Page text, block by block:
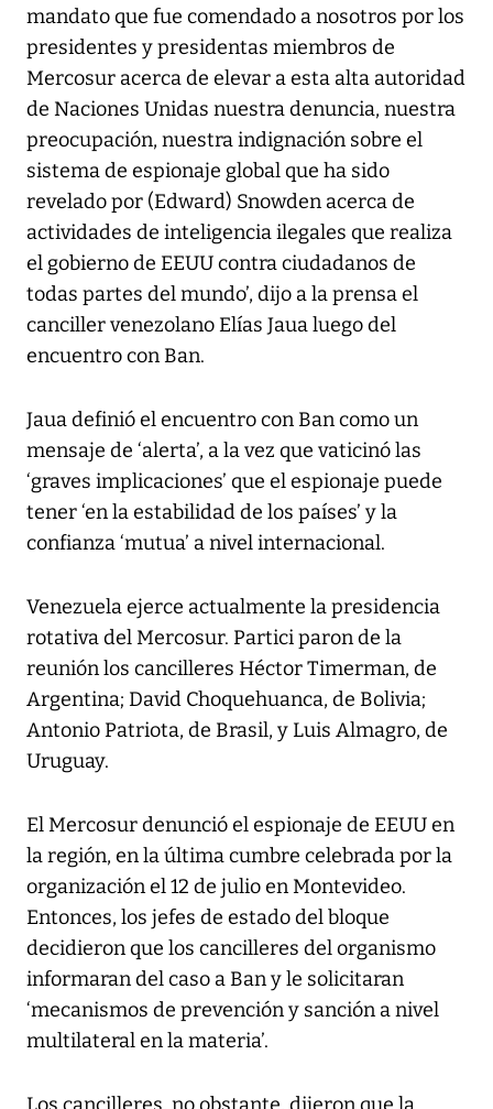
mandato que fue comendado a nosotros por los
presidentes y presidentas miembros de
Mercosur acerca de elevar a esta alta autoridad
de Naciones Unidas nuestra denuncia, nuestra
preocupación, nuestra indignación sobre el
sistema de espionaje global que ha sido
revelado por (Edward) Snowden acerca de
actividades de inteligencia ilegales que realiza
el gobierno de EEUU contra ciudadanos de
todas partes del mundo’, dijo a la prensa el
canciller venezolano Elías Jaua luego del
encuentro con Ban.
Jaua definió el encuentro con Ban como un
mensaje de ‘alerta’, a la vez que vaticinó las
‘graves implicaciones’ que el espionaje puede
tener ‘en la estabilidad de los países’ y la
confianza ‘mutua’ a nivel internacional.
Venezuela ejerce actualmente la presidencia
rotativa del Mercosur. Partici paron de la
reunión los cancilleres Héctor Timerman, de
Argentina; David Choquehuanca, de Bolivia;
Antonio Patriota, de Brasil, y Luis Almagro, de
Uruguay.
El Mercosur denunció el espionaje de EEUU en
la región, en la última cumbre celebrada por la
organización el 12 de julio en Montevideo.
Entonces, los jefes de estado del bloque
decidieron que los cancilleres del organismo
informaran del caso a Ban y le solicitaran
‘mecanismos de prevención y sanción a nivel
multilateral en la materia’.